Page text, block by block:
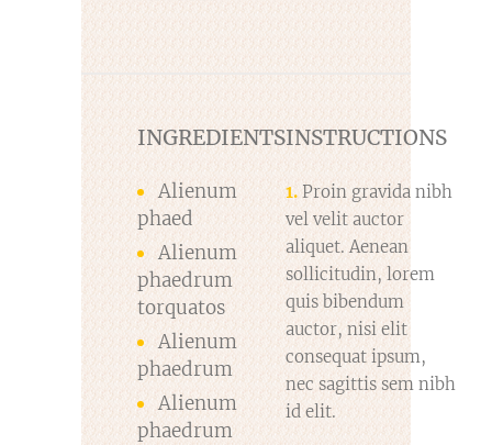
INGREDIENTS
Alienum
phaed
Alienum
phaedrum
torquatos
Alienum
phaedrum
Alienum
phaedrum
INSTRUCTIONS
1. Proin gravida nibh
vel velit auctor
aliquet. Aenean
sollicitudin, lorem
quis bibendum
auctor, nisi elit
consequat ipsum,
nec sagittis sem nibh
id elit.